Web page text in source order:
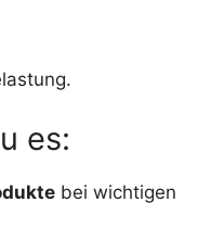
es:
bei wichtigen